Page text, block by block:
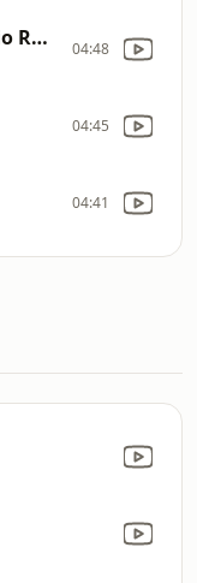
There's A Key (R&B Radio Remix) 04:48
04:45
04:41